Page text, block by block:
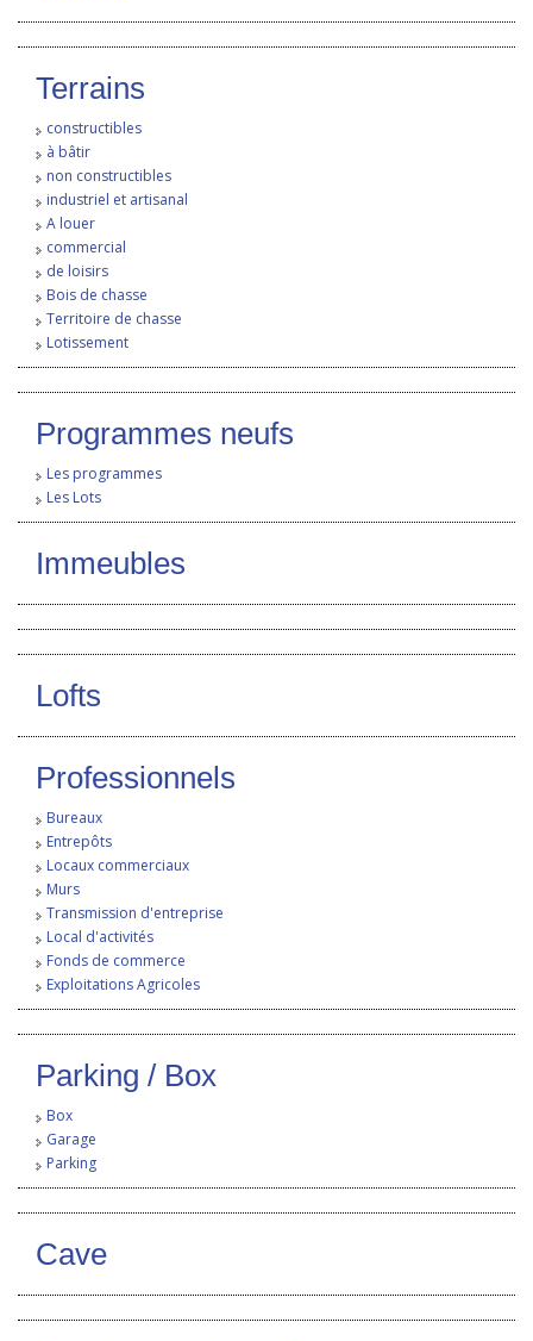
Terrains
constructibles
à bâtir
non constructibles
industriel et artisanal
A louer
commercial
de loisirs
Bois de chasse
Territoire de chasse
Lotissement
Programmes neufs
Les programmes
Les Lots
Immeubles
Lofts
Professionnels
Bureaux
Entrepôts
Locaux commerciaux
Murs
Transmission d'entreprise
Local d'activités
Fonds de commerce
Exploitations Agricoles
Parking / Box
Box
Garage
Parking
Cave